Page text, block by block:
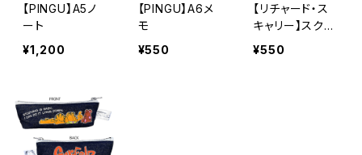
【PINGU】A5ノ
ート
¥1,200
【PINGU】A6メ
モ
¥550
【リチャード・ス
キャリー】スクエ
アメモ
¥550